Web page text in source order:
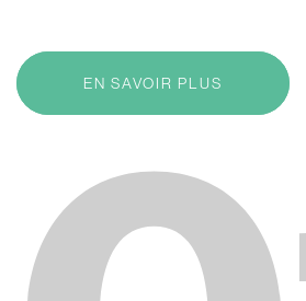
EN SAVOIR PLUS